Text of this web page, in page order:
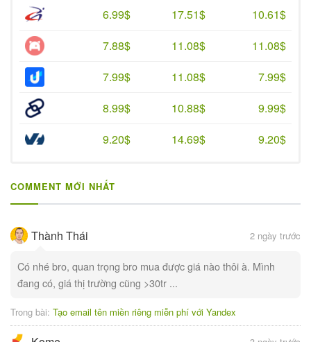
6.99$
17.51$
10.61$
7.88$
11.08$
11.08$
7.99$
11.08$
7.99$
8.99$
10.88$
9.99$
9.20$
14.69$ 9.20$
COMMENT MỚI NHẤT
Thành Thái 2 ngày trước
Có nhé bro, quan trọng bro mua được giá nào thôi à. Mình
đang có, giá thị trường cũng >30tr ...
Trong bài: Tạo email tên miền riêng miễn phí với Yandex